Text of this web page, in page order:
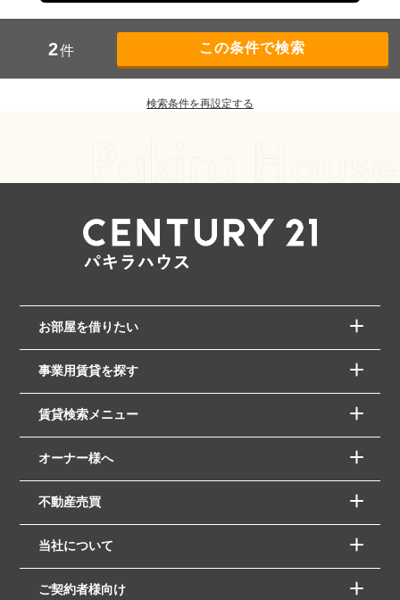
2件
検索条件を再設定する
お部屋を借りたい
事業用賃貸を探す
賃貸検索メニュー
オーナー様へ
不動産売買
当社について
ご契約者様向け